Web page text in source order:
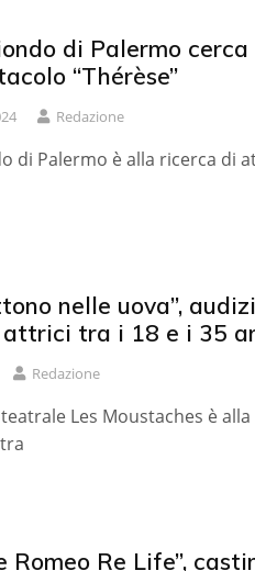
di Palermo
“Thérèse”
Redazione
di Palermo è alla ricerca di
nelle uova”,
attrici tra i 18 e i 35
Redazione
Les Moustaches è
Romeo Re Life”,